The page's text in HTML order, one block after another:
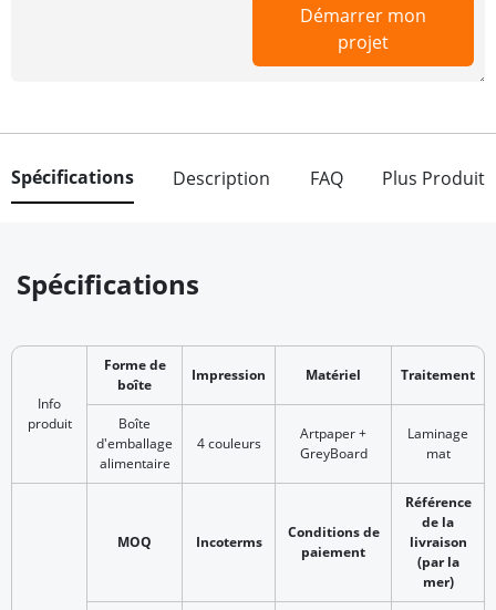
Démarrer mon
projet
Spécifications Description FAQ Plus Produit
Spécifications
Info
produit
Forme de
boîte
Impression Matériel Traitement
Boîte
d'emballage
alimentaire
4 couleurs
Artpaper +
GreyBoard
Laminage
mat
MOQ Incoterms
Conditions de
paiement
Référence
de la
livraison
(par la
mer)